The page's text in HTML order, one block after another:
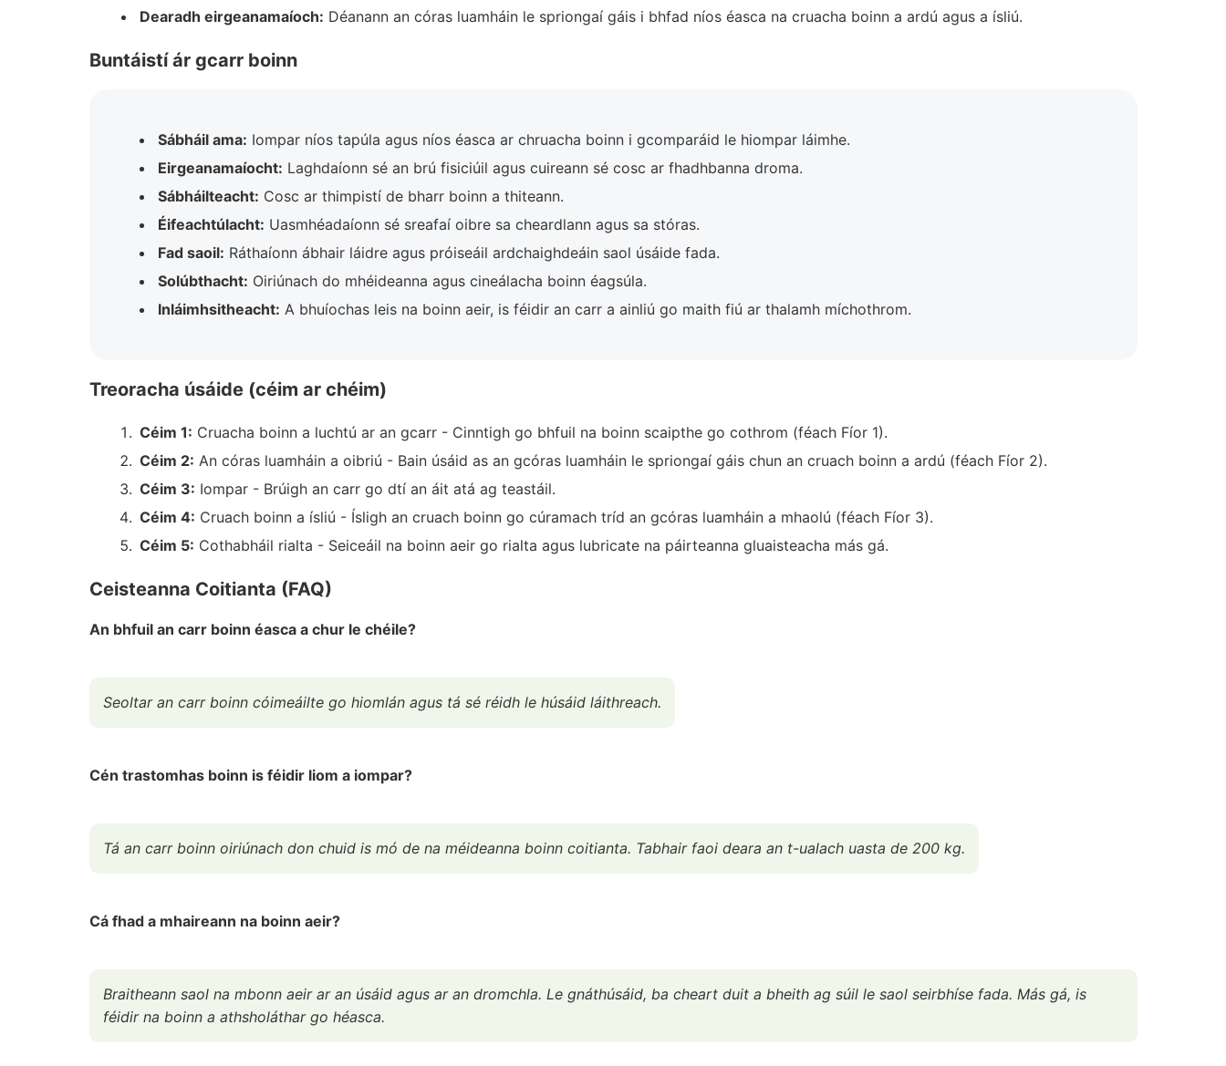
Dearadh eirgeanamaíoch: Déanann an córas luamháin le spriongaí gáis i bhfad níos éasca na cruacha boinn a ardú agus a ísliú.
Buntáistí ár gcarr boinn
Sábháil ama: Iompar níos tapúla agus níos éasca ar chruacha boinn i gcomparáid le hiompar láimhe.
Eirgeanamaíocht: Laghdaíonn sé an brú fisiciúil agus cuireann sé cosc ar fhadhbanna droma.
Sábháilteacht: Cosc ar thimpistí de bharr boinn a thiteann.
Éifeachtúlacht: Uasmhéadaíonn sé sreafaí oibre sa cheardlann agus sa stóras.
Fad saoil: Ráthaíonn ábhair láidre agus próiseáil ardchaighdeáin saol úsáide fada.
Solúbthacht: Oiriúnach do mhéideanna agus cineálacha boinn éagsúla.
Inláimhsitheacht: A bhuíochas leis na boinn aeir, is féidir an carr a ainliú go maith fiú ar thalamh míchothrom.
Treoracha úsáide (céim ar chéim)
Céim 1: Cruacha boinn a luchtú ar an gcarr - Cinntigh go bhfuil na boinn scaipthe go cothrom (féach Fíor 1).
Céim 2: An córas luamháin a oibriú - Bain úsáid as an gcóras luamháin le spriongaí gáis chun an cruach boinn a ardú (féach Fíor 2).
Céim 3: Iompar - Brúigh an carr go dtí an áit atá ag teastáil.
Céim 4: Cruach boinn a ísliú - Ísligh an cruach boinn go cúramach tríd an gcóras luamháin a mhaolú (féach Fíor 3).
Céim 5: Cothabháil rialta - Seiceáil na boinn aeir go rialta agus lubricate na páirteanna gluaisteacha más gá.
Ceisteanna Coitianta (FAQ)
An bhfuil an carr boinn éasca a chur le chéile?
Seoltar an carr boinn cóimeáilte go hiomlán agus tá sé réidh le húsáid láithreach.
Cén trastomhas boinn is féidir liom a iompar?
Tá an carr boinn oiriúnach don chuid is mó de na méideanna boinn coitianta. Tabhair faoi deara an t-ualach uasta de 200 kg.
Cá fhad a mhaireann na boinn aeir?
Braitheann saol na mbonn aeir ar an úsáid agus ar an dromchla. Le gnáthúsáid, ba cheart duit a bheith ag súil le saol seirbhíse fada. Más gá, is
féidir na boinn a athsholáthar go héasca.